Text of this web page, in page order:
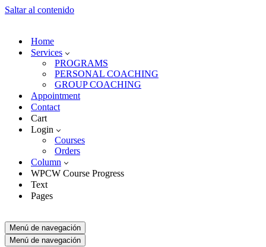
Saltar al contenido
Home
Services
PROGRAMS
PERSONAL COACHING
GROUP COACHING
Appointment
Contact
Cart
Login
Courses
Orders
Column
WPCW Course Progress
Text
Pages
Menú de navegación
Menú de navegación